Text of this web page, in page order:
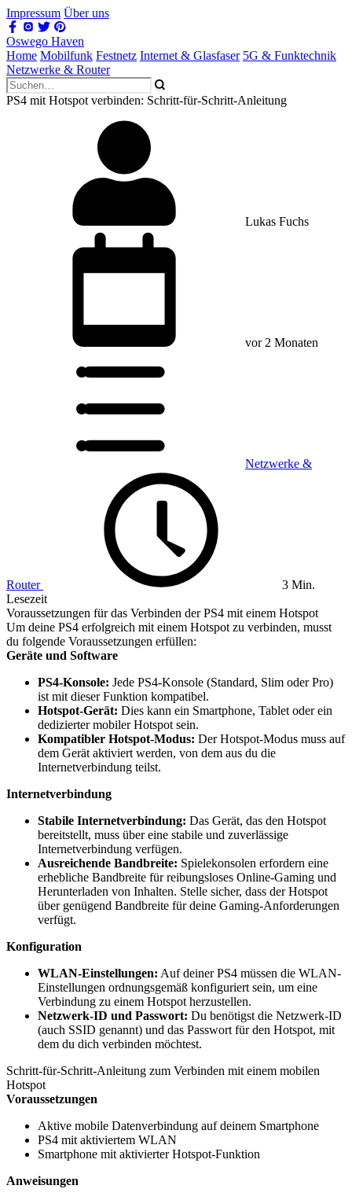
Impressum Über uns
Oswego Haven
Home Mobilfunk Festnetz Internet & Glasfaser 5G & Funktechnik
Netzwerke & Router
PS4 mit Hotspot verbinden: Schritt-für-Schritt-Anleitung
Lukas Fuchs
vor 2 Monaten
Netzwerke &
Router
3 Min.
Lesezeit
Voraussetzungen für das Verbinden der PS4 mit einem Hotspot
Um deine PS4 erfolgreich mit einem Hotspot zu verbinden, musst
du folgende Voraussetzungen erfüllen:
Geräte und Software
PS4-Konsole: Jede PS4-Konsole (Standard, Slim oder Pro)
ist mit dieser Funktion kompatibel.
Hotspot-Gerät: Dies kann ein Smartphone, Tablet oder ein
dedizierter mobiler Hotspot sein.
Kompatibler Hotspot-Modus: Der Hotspot-Modus muss auf
dem Gerät aktiviert werden, von dem aus du die
Internetverbindung teilst.
Internetverbindung
Stabile Internetverbindung: Das Gerät, das den Hotspot
bereitstellt, muss über eine stabile und zuverlässige
Internetverbindung verfügen.
Ausreichende Bandbreite: Spielekonsolen erfordern eine
erhebliche Bandbreite für reibungsloses Online-Gaming und
Herunterladen von Inhalten. Stelle sicher, dass der Hotspot
über genügend Bandbreite für deine Gaming-Anforderungen
verfügt.
Konfiguration
WLAN-Einstellungen: Auf deiner PS4 müssen die WLAN-
Einstellungen ordnungsgemäß konfiguriert sein, um eine
Verbindung zu einem Hotspot herzustellen.
Netzwerk-ID und Passwort: Du benötigst die Netzwerk-ID
(auch SSID genannt) und das Passwort für den Hotspot, mit
dem du dich verbinden möchtest.
Schritt-für-Schritt-Anleitung zum Verbinden mit einem mobilen
Hotspot
Voraussetzungen
Aktive mobile Datenverbindung auf deinem Smartphone
PS4 mit aktiviertem WLAN
Smartphone mit aktivierter Hotspot-Funktion
Anweisungen